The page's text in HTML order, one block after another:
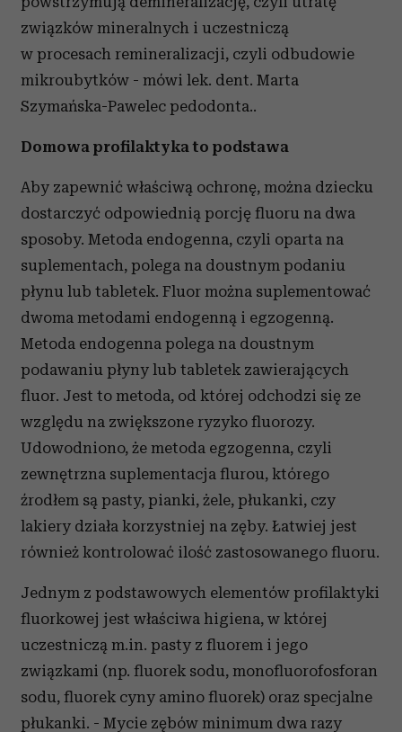
związków mineralnych i uczestniczą
w procesach remineralizacji, czyli odbudowie
mikroubytków - mówi lek. dent. Marta
Szymańska-Pawelec pedodonta..
Domowa profilaktyka to podstawa
Aby zapewnić właściwą ochronę, można dziecku
dostarczyć odpowiednią porcję fluoru na dwa
sposoby. Metoda endogenna, czyli oparta na
suplementach, polega na doustnym podaniu
płynu lub tabletek. Fluor można suplementować
dwoma metodami endogenną i egzogenną.
Metoda endogenna polega na doustnym
podawaniu płyny lub tabletek zawierających
fluor. Jest to metoda, od której odchodzi się ze
względu na zwiększone ryzyko fluorozy.
Udowodniono, że metoda egzogenna, czyli
zewnętrzna suplementacja flurou, którego
źrodłem są pasty, pianki, żele, płukanki, czy
lakiery działa korzystniej na zęby. Łatwiej jest
również kontrolować ilość zastosowanego fluoru.
Jednym z podstawowych elementów profilaktyki
fluorkowej jest właściwa higiena, w której
uczestniczą m.in. pasty z fluorem i jego
związkami (np. fluorek sodu, monofluorofosforan
sodu, fluorek cyny amino fluorek) oraz specjalne
płukanki. - Mycie zębów minimum dwa razy